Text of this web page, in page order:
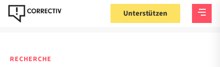
Unterstützen
RECHERCHE